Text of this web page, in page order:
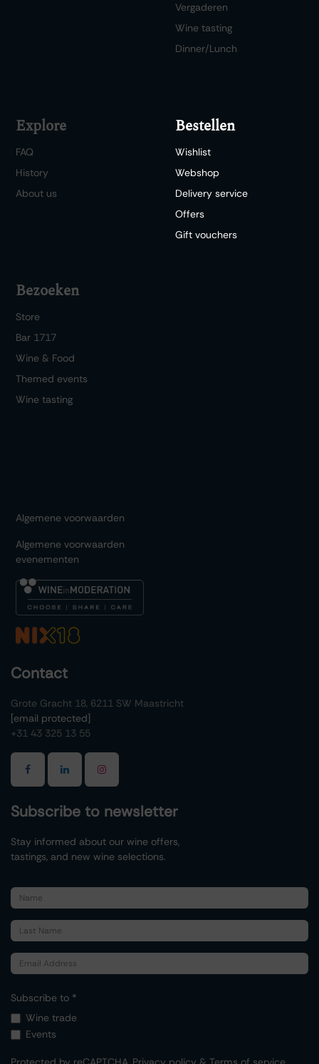
Vergaderen
Wine tasting
Dinner/Lunch
Explore
FAQ
History
About us
Bestellen
Wishlist
Webshop
Delivery service
Offers
Gift vouchers
Bezoeken
Store
Bar 1717
Wine & Food
Themed events
Wine tasting
Algemene voorwaarden
Algemene voorwaarden
evenementen
Contact
Grote Gracht 18, 6211 SW Maastricht
[email protected]
+31 43 325 13 55
Subscribe to newsletter
Stay informed about our wine offers,
tastings, and new wine selections.
Subscribe to *
Wine trade
Events